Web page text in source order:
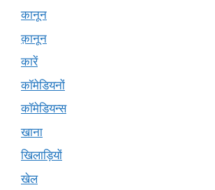
कानून
क़ानून
कारें
कॉमेडियनों
कॉमेडियन्स
खाना
खिलाड़ियों
खेल